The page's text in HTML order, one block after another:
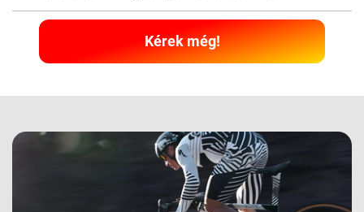
Kérek még!